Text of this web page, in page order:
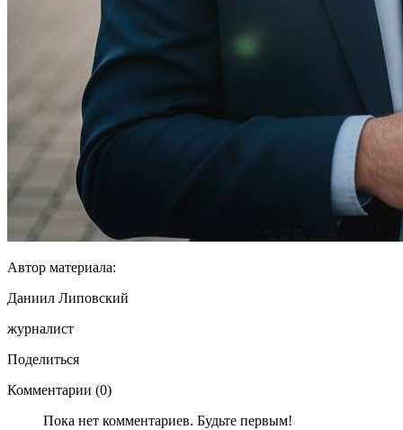
Автор материала:
Даниил Липовский
журналист
Поделиться
Комментарии (0)
Пока нет комментариев. Будьте первым!